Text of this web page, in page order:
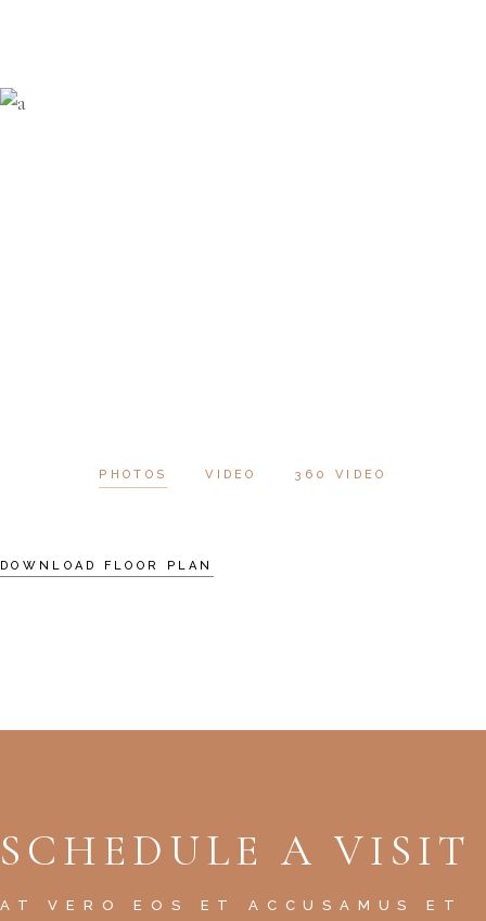
PHOTOS VIDEO 360 VIDEO
DOWNLOAD FLOOR PLAN
SCHEDULE A VISIT
AT VERO EOS ET ACCUSAMUS ET